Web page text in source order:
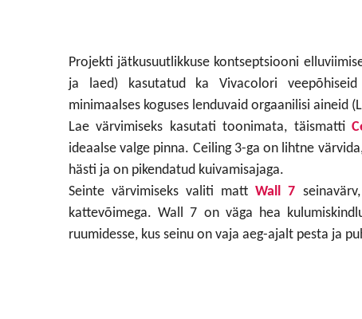
Projekti jätkusuutlikkuse kontseptsiooni
ja laed) kasutatud ka Vivacolori
minimaalses koguses lenduvaid orgaanilisi aineid
Lae värvimiseks kasutati toonimata, täismatti
ideaalse valge pinna. Ceiling 3-ga on lihtne
hästi ja on pikendatud kuivamisajaga.
Seinte värvimiseks valiti mattWall 7
kattevõimega. Wall 7 on väga hea
ruumidesse, kus seinu on vaja aeg-ajalt pesta ja